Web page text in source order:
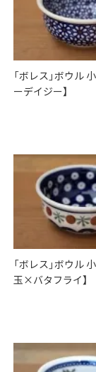
「ボレス」ボウル
ーデイジー】
「ボレス」ボウル
玉×バタフライ】